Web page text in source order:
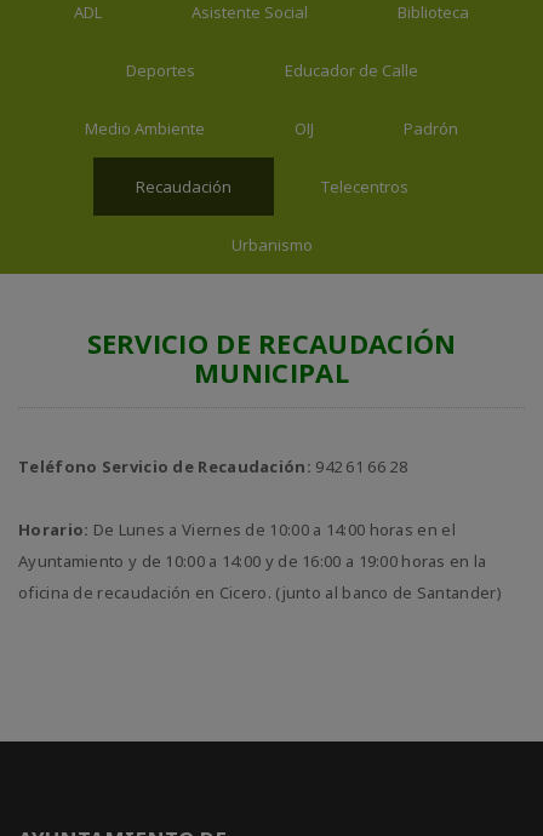
ADL Asistente Social Biblioteca
Deportes Educador de Calle
Medio Ambiente OIJ Padrón
Recaudación Telecentros
Urbanismo
SERVICIO DE RECAUDACIÓN
MUNICIPAL
Teléfono Servicio de Recaudación: 942 61 66 28
Horario: De Lunes a Viernes de 10:00 a 14:00 horas en el
Ayuntamiento y de 10:00 a 14:00 y de 16:00 a 19:00 horas en la
oficina de recaudación en Cicero. (junto al banco de Santander)